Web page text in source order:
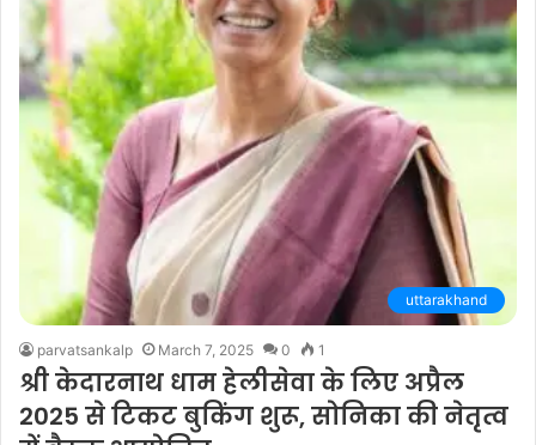
uttarakhand
parvatsankalp March 7, 2025 0 1
श्री केदारनाथ धाम हेलीसेवा के लिए अप्रैल
2025 से टिकट बुकिंग शुरू, सोनिका की नेतृत्व